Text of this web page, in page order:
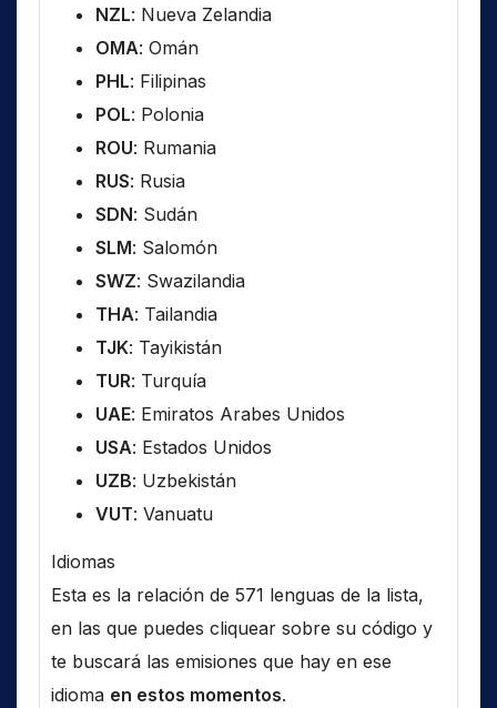
NZL: Nueva Zelandia
OMA: Omán
PHL: Filipinas
POL: Polonia
ROU: Rumania
RUS: Rusia
SDN: Sudán
SLM: Salomón
SWZ: Swazilandia
THA: Tailandia
TJK: Tayikistán
TUR: Turquía
UAE: Emiratos Arabes Unidos
USA: Estados Unidos
UZB: Uzbekistán
VUT: Vanuatu
Idiomas
Esta es la relación de 571 lenguas de la lista,
en las que puedes cliquear sobre su código y
te buscará las emisiones que hay en ese
idioma en estos momentos.